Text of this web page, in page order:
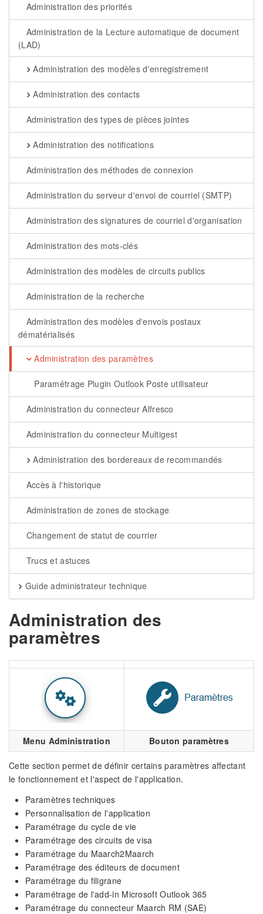
Administration des priorités
Administration de la Lecture automatique de document
(LAD)
Administration des modèles d'enregistrement
Administration des contacts
Administration des types de pièces jointes
Administration des notifications
Administration des méthodes de connexion
Administration du serveur d'envoi de courriel (SMTP)
Administration des signatures de courriel d'organisation
Administration des mots-clés
Administration des modèles de circuits publics
Administration de la recherche
Administration des modèles d'envois postaux
dématérialisés
Administration des paramètres
Paramétrage Plugin Outlook Poste utilisateur
Administration du connecteur Alfresco
Administration du connecteur Multigest
Administration des bordereaux de recommandés
Accès à l'historique
Administration de zones de stockage
Changement de statut de courrier
Trucs et astuces
Guide administrateur technique
Administration des
paramètres
Menu Administration Bouton paramètres
Cette section permet de définir certains paramètres affectant
le fonctionnement et l'aspect de l'application.
Paramètres techniques
Personnalisation de l'application
Paramétrage du cycle de vie
Paramétrage des circuits de visa
Paramétrage du Maarch2Maarch
Paramétrage des éditeurs de document
Paramétrage du filigrane
Paramétrage de l'add-in Microsoft Outlook 365
Paramétrage du connecteur Maarch RM (SAE)